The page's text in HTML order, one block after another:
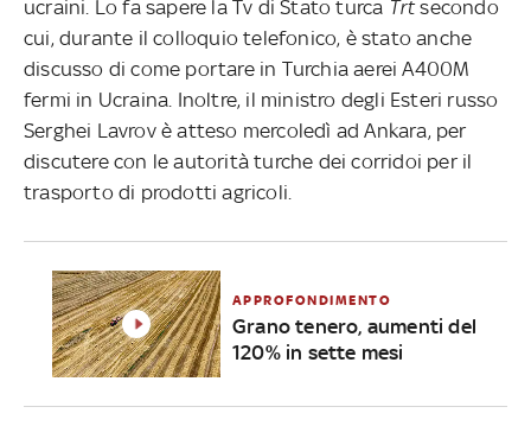
ucraini. Lo fa sapere la Tv di Stato turca Trtsecondo
cui, durante il colloquio telefonico, è stato anche
discusso di come portare in Turchia aerei A400M
fermi in Ucraina. Inoltre, il ministro degli Esteri russo
Serghei Lavrov è atteso mercoledì ad Ankara, per
discutere con le autorità turche dei corridoi per il
trasporto di prodotti agricoli.
APPROFONDIMENTO
Grano tenero, aumenti del
120% in sette mesi